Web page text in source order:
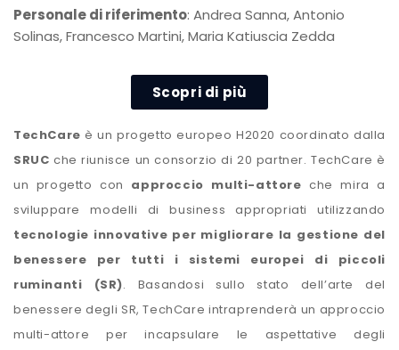
Personale di riferimento: Andrea Sanna, Antonio
Solinas, Francesco Martini, Maria Katiuscia Zedda
Scopri di più
TechCare è un progetto europeo H2020 coordinato dalla
SRUC che riunisce un consorzio di 20 partner. TechCare è
un progetto con approccio multi-attore che mira a
sviluppare modelli di business appropriati utilizzando
tecnologie innovative per migliorare la gestione del
benessere per tutti i sistemi europei di piccoli
ruminanti (SR). Basandosi sullo stato dell’arte del
benessere degli SR, TechCare intraprenderà un approccio
multi-attore per incapsulare le aspettative degli